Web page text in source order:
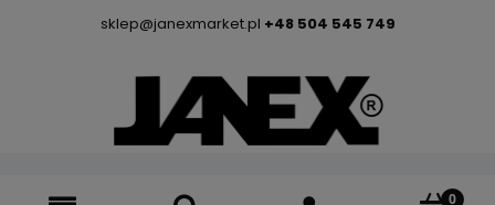
sklep@janexmarket.pl +48 504 545 749